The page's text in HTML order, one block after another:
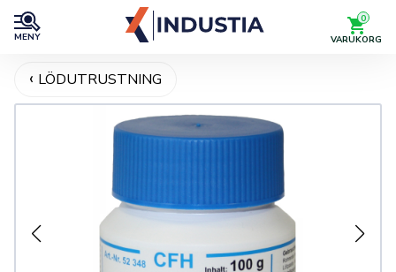
MENY
0
VARUKORG
LÖDUTRUSTNING